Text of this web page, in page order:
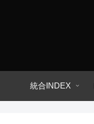
統合INDEX